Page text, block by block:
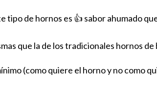
tipo de hornos es 👍 sabor ahumado
que la de los tradicionales hornos de
(como quiere el horno y no como